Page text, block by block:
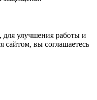
, для улучшения работы и
сайтом, вы соглашаетесь